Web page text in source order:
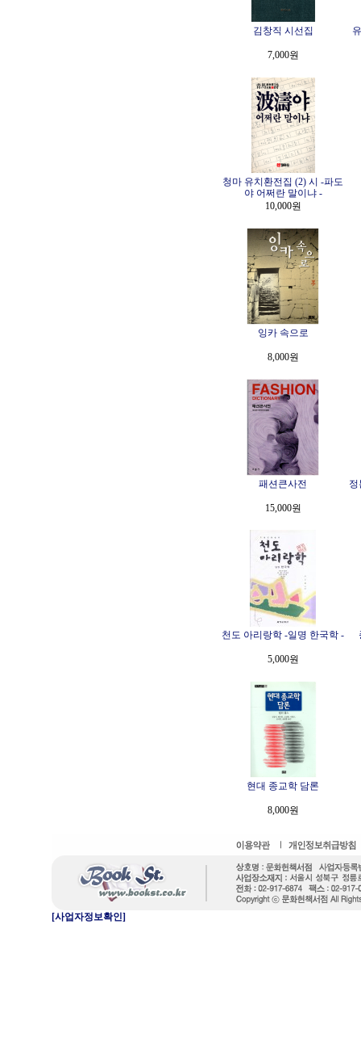
김창직 시선집
7,000원
청마 유치환전집 (2) 시 -파도
야 어쩌란 말이냐 -
10,000원
잉카 속으로
8,000원
패션큰사전
15,000원
정
천도 아리랑학 -일명 한국학 -
5,000원
현대 종교학 담론
8,000원
[사업자정보확인]